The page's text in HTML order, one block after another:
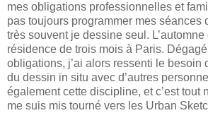
mes obligations professionnelles et
pas toujours programmer mes séances
très souvent je dessine seul. L’automne
résidence de trois mois à Paris.
obligations, j’ai alors ressenti le besoin
du dessin in situ avec d’autres
également cette discipline, et c’est tout
me suis mis tourné vers les Urban